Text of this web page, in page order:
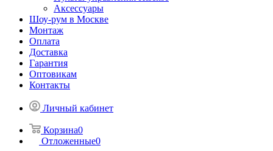
Аксессуары
Шоу-рум в Москве
Монтаж
Оплата
Доставка
Гарантия
Оптовикам
Контакты
Личный кабинет
Корзина0
Отложенные0